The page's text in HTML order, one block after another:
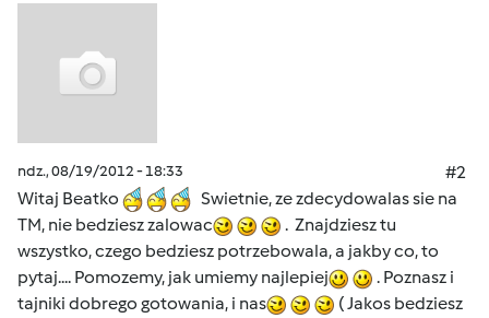
ndz., 08/19/2012 - 18:33
#2
Witaj Beatko
Swietnie, ze zdecydowalas sie na
TM, nie bedziesz zalowac
. Znajdziesz tu
wszystko, czego bedziesz potrzebowala, a jakby co, to
pytaj.... Pomozemy, jak umiemy najlepiej
. Poznasz i
tajniki dobrego gotowania, i nas
( Jakos bedziesz